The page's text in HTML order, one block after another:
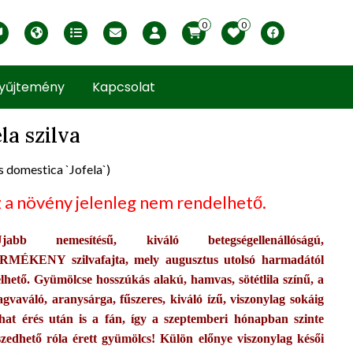
version
Télállósági zónák
Nyomtatható ABC árjegyzék
Profilom
0 0
Facebook
Kapcsolat
view
szilva
domestica `Jofela`)
a növény jelenleg nem rendelhető.
nemesítésű, kiváló betegségellenállóságú,
szilvafajta, mely augusztus utolsó harmadától
Gyümölcse hosszúkás alakú, hamvas, sötétlila színű, a
aranysárga, fűszeres, kiváló ízű, viszonylag sokáig
érés után is a fán, így a szeptemberi hónapban szinte
róla érett gyümölcs! Külön előnye viszonylag késői